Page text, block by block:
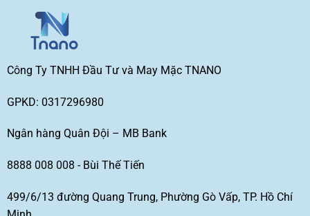
Công Ty TNHH Đầu Tư và May Mặc TNANO
GPKD: 0317296980
Ngân hàng Quân Đội – MB Bank
8888 008 008 - Bùi Thế Tiến
499/6/13 đường Quang Trung, Phường Gò Vấp, TP. Hồ Chí